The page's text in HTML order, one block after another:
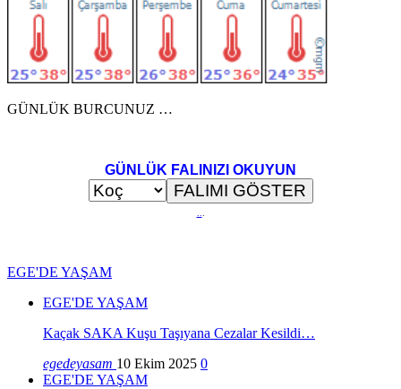
GÜNLÜK BURCUNUZ …
GÜNLÜK FALINIZI OKUYUN
...
EGE'DE YAŞAM
EGE'DE YAŞAM
Kaçak SAKA Kuşu Taşıyana Cezalar Kesildi…
egedeyasam 10 Ekim 2025 0
EGE'DE YAŞAM